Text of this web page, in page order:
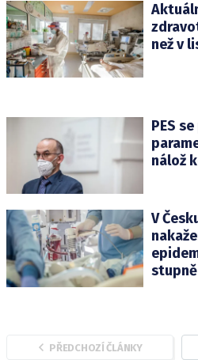
než v
PES
nálož
V
stupně
PŘEDCHOZÍ ČLÁNKY